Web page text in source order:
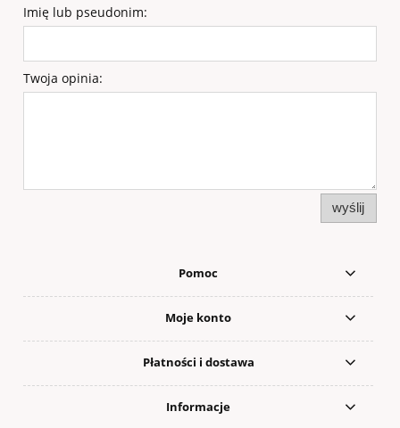
Imię lub pseudonim:
Twoja opinia:
wyślij
Pomoc
Moje konto
Płatności i dostawa
Informacje